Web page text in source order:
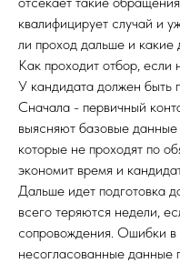
квалифицирует случай и
ли проход дальше и какие
Как проходит отбор,
У кандидата должен быть
Сначала - первичный
выясняют базовые
которые не проходят по
экономит время и
Дальше идет подготовка
всего теряются недели,
сопровождения. Ошибки в
несогласованные данные